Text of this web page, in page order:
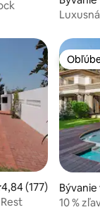
100
4,84 (177)
10 %